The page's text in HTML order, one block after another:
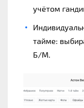
учётом
тайме:
Б/М.